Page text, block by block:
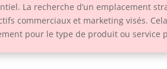
La recherche d’un emplacement
commerciaux et marketing visés.
pour le type de produit ou service